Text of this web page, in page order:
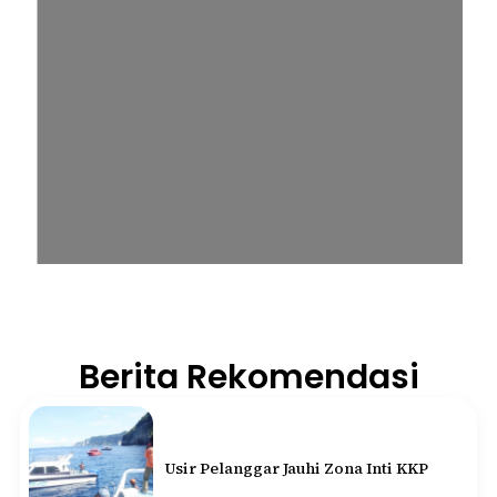
Berita Rekomendasi
Usir Pelanggar Jauhi Zona Inti KKP